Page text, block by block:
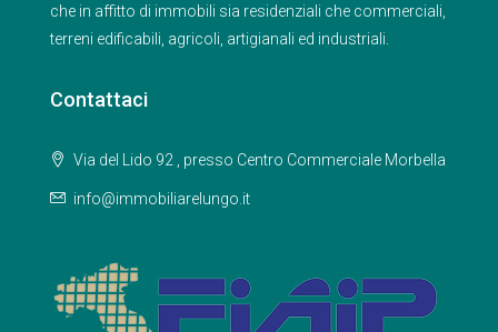
che in affitto di immobili sia residenziali che commerciali,
terreni edificabili, agricoli, artigianali ed industriali.
Contattaci
Via del Lido 92 , presso Centro Commerciale Morbella
info@immobiliarelungo.it